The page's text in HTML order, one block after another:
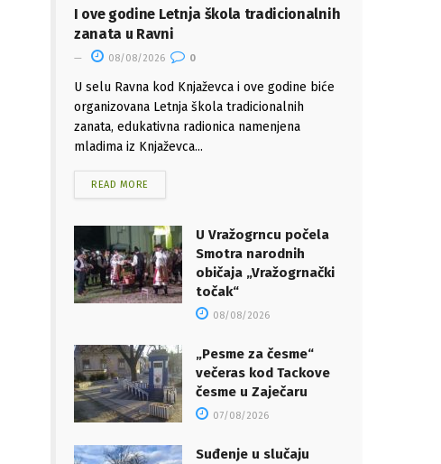
I ove godine Letnja škola tradicionalnih
zanata u Ravni
08/08/2026 0
U selu Ravna kod Knjaževca i ove godine biće
organizovana Letnja škola tradicionalnih
zanata, edukativna radionica namenjena
mladima iz Knjaževca...
READ MORE
U Vražogrncu počela
Smotra narodnih
običaja „Vražogrnački
točak“
08/08/2026
„Pesme za česme“
večeras kod Tackove
česme u Zaječaru
07/08/2026
Suđenje u slučaju